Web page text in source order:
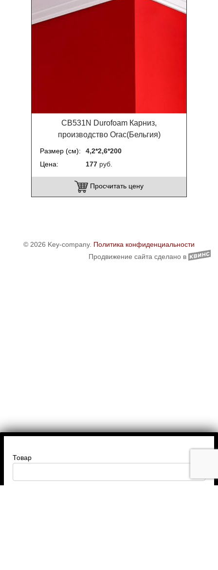
CB531N Durofoam Карниз,
производство Orac(Бельгия)
Размер (см)
4,2*2,6*200
Цена
177 руб.
Просчитать цену
© 2026 Key-company. Политика конфиденциальности
Продвижение сайта сделано в
Товар